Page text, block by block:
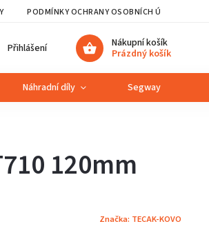
PODMÍNKY OCHRANY OSOBNÍCH ÚDAJŮ
Nákupní košík
Prázdný košík
Přihlášení
Náhradní díly Segway
120mm
Značka: TECAK-KOVO